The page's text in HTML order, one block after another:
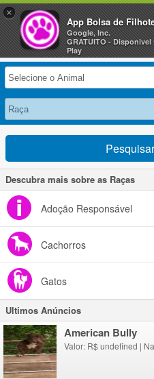
Selecione
Descubra mais sobre as Raças
Adoção Responsável
Cachorros
Gatos
Ultimos Anúncios
American Bully
Valor: R$ undefined |
×
App Bolsa de
Google, Inc.
GRATUITO -
Play